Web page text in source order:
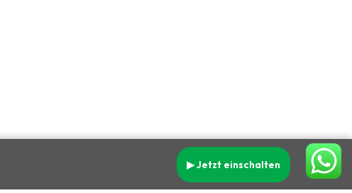
▶ Jetzt einschalten
Datenschutz Impressum